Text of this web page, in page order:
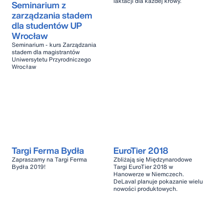
Seminarium z
zarządzania stadem
dla studentów UP
Wrocław
Seminarium - kurs Zarządzania
stadem dla magistrantów
Uniwersytetu Przyrodniczego
Wrocław
Targi Ferma Bydła
Zapraszamy na Targi Ferma
Bydła 2019!
EuroTier 2018
Zbliżają się Międzynarodowe
Targi EuroTier 2018 w
Hanowerze w Niemczech.
DeLaval planuje pokazanie wielu
nowości produktowych.